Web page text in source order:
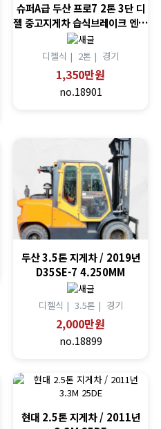
슈퍼A급 두산 프로7 2톤 3단 디
젤 중고지게차 습식브레이크 엔…
디젤식 | 2톤 | 경기
1,350만원
no.18901
두산 3.5톤 지게차 / 2019년
D35SE-7 4.250MM
디젤식 | 3.5톤 | 경기
2,000만원
no.18899
현대 2.5톤 지게차 / 2011년